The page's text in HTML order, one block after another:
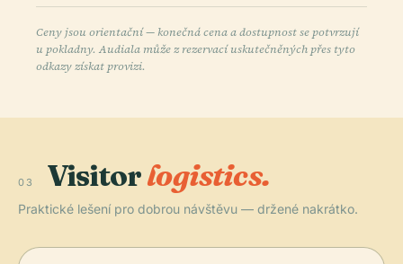
Ceny jsou orientační — konečná cena a dostupnost se potvrzují
u pokladny. Audiala může z rezervací uskutečněných přes tyto
odkazy získat provizi.
03 Visitorlogistics.
Praktické lešení pro dobrou návštěvu — držené nakrátko.